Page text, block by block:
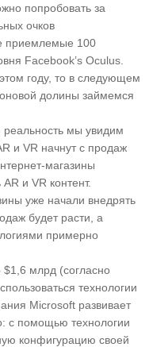
попробовать за
очков
приемлемые 100
Facebook’s Oculus.
году, то в следующем
долины займемся
реальность мы увидим
и VR начнут с продаж
магазины
и VR контент.
уже начали внедрять
будет расти, а
примерно
$1,6 млрд (согласно
технологии
Microsoft развивает
с помощью технологии
конфигурацию своей